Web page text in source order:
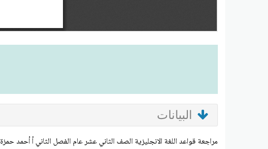
البيانات
مراجعة قواعد اللغة الانجليزية الصف الثاني عشر عام الفصل الثاني أ أحمد حمزة